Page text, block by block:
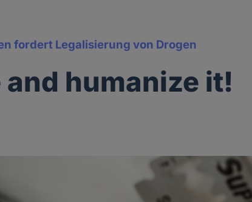
fordert Legalisierung von Drogen
and humanize it!